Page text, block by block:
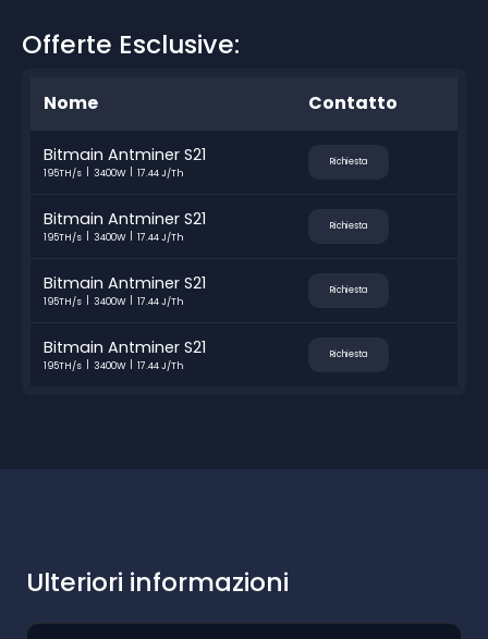
Offerte Esclusive:
Nome Contatto
Bitmain Antminer S21
195TH/s 3400W 17.44 J/Th
Richiesta
Bitmain Antminer S21
195TH/s 3400W 17.44 J/Th
Richiesta
Bitmain Antminer S21
195TH/s 3400W 17.44 J/Th
Richiesta
Bitmain Antminer S21
195TH/s 3400W 17.44 J/Th
Richiesta
Ulteriori informazioni